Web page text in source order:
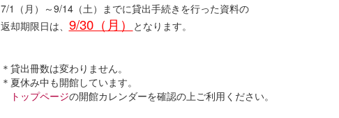
7/1（月）～9/14（土）までに貸出手続きを行った資料の
返却期限日は、 9/30（月） となります。
＊貸出冊数は変わりません。
＊夏休み中も開館しています。
トップページの開館カレンダーを確認の上ご利用ください。